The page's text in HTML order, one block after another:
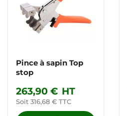
Pince à sapin Top
stop
263,90 € HT
Soit 316,68 € TTC